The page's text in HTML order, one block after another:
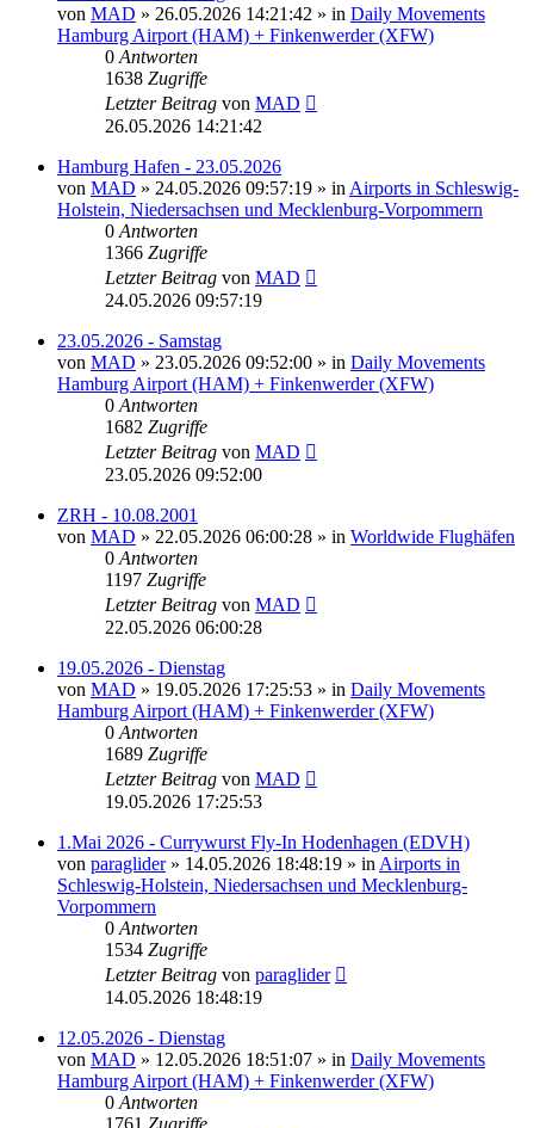
von MAD » 26.05.2026 14:21:42 » in Daily Movements
Hamburg Airport (HAM) + Finkenwerder (XFW)
0 Antworten
1638 Zugriffe
Letzter Beitrag von MAD
26.05.2026 14:21:42
Hamburg Hafen - 23.05.2026
von MAD » 24.05.2026 09:57:19 » in Airports in Schleswig-
Holstein, Niedersachsen und Mecklenburg-Vorpommern
0 Antworten
1366 Zugriffe
Letzter Beitrag von MAD
24.05.2026 09:57:19
23.05.2026 - Samstag
von MAD » 23.05.2026 09:52:00 » in Daily Movements
Hamburg Airport (HAM) + Finkenwerder (XFW)
0 Antworten
1682 Zugriffe
Letzter Beitrag von MAD
23.05.2026 09:52:00
ZRH - 10.08.2001
von MAD » 22.05.2026 06:00:28 » in Worldwide Flughäfen
0 Antworten
1197 Zugriffe
Letzter Beitrag von MAD
22.05.2026 06:00:28
19.05.2026 - Dienstag
von MAD » 19.05.2026 17:25:53 » in Daily Movements
Hamburg Airport (HAM) + Finkenwerder (XFW)
0 Antworten
1689 Zugriffe
Letzter Beitrag von MAD
19.05.2026 17:25:53
1.Mai 2026 - Currywurst Fly-In Hodenhagen (EDVH)
von paraglider» 14.05.2026 18:48:19 » in Airports in
Schleswig-Holstein, Niedersachsen und Mecklenburg-
Vorpommern
0 Antworten
1534 Zugriffe
Letzter Beitrag von paraglider
14.05.2026 18:48:19
12.05.2026 - Dienstag
von MAD » 12.05.2026 18:51:07 » in Daily Movements
Hamburg Airport (HAM) + Finkenwerder (XFW)
0 Antworten
1761 Zugriffe